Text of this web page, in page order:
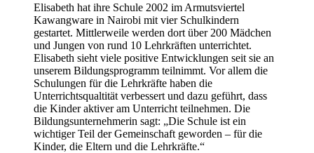
Elisabeth hat ihre Schule 2002 im Armutsviertel
Kawangware in Nairobi mit vier Schulkindern
gestartet. Mittlerweile werden dort über 200 Mädchen
und Jungen von rund 10 Lehrkräften unterrichtet.
Elisabeth sieht viele positive Entwicklungen seit sie an
unserem Bildungsprogramm teilnimmt. Vor allem die
Schulungen für die Lehrkräfte haben die
Unterrichtsqualtität verbessert und dazu geführt, dass
die Kinder aktiver am Unterricht teilnehmen. Die
Bildungsunternehmerin sagt: „Die Schule ist ein
wichtiger Teil der Gemeinschaft geworden – für die
Kinder, die Eltern und die Lehrkräfte.“